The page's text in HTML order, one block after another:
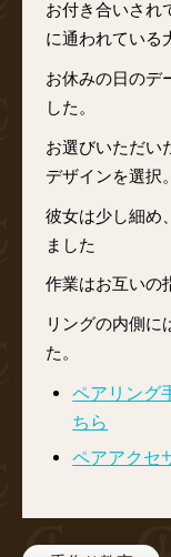
お付き合いされ
に通われている
お休みの日のデ
した。
お選びいただい
デザインを選択。
彼女は少し細め
ました
作業はお互いの
リングの内側に
た。
ペアリング
ちら
ペアアクセ